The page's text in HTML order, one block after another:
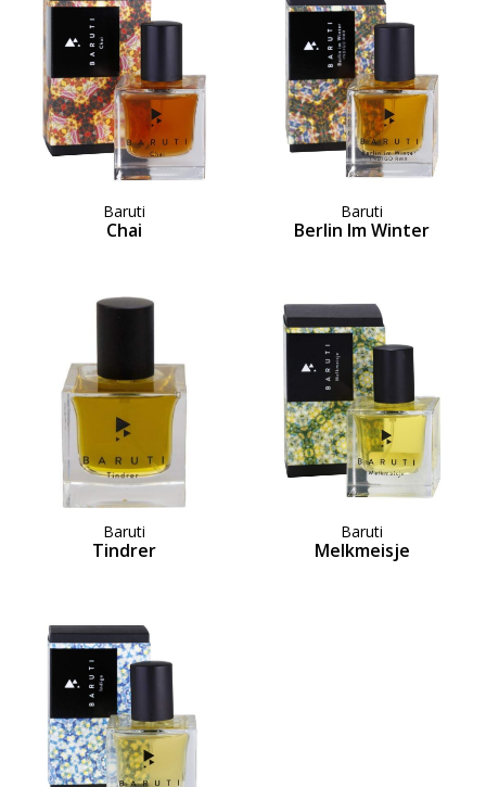
Baruti
Chai
Baruti
Berlin Im Winter
Baruti
Tindrer
Baruti
Melkmeisje